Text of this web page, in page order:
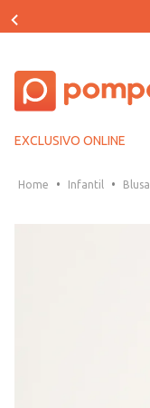
EXCLUSIVO ONLINE
Infantil